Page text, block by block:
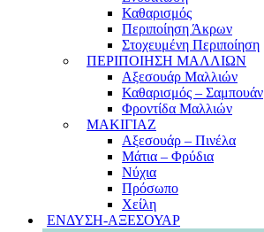
Καθαρισμός
Περιποίηση Άκρων
Στοχευμένη Περιποίηση
ΠΕΡΙΠΟΙΗΣΗ ΜΑΛΛΙΩΝ
Αξεσουάρ Μαλλιών
Καθαρισμός – Σαμπουάν
Φροντίδα Μαλλιών
ΜΑΚΙΓΙΑΖ
Αξεσουάρ – Πινέλα
Μάτια – Φρύδια
Νύχια
Πρόσωπο
Χείλη
ΕΝΔΥΣΗ-ΑΞΕΣΟΥΑΡ